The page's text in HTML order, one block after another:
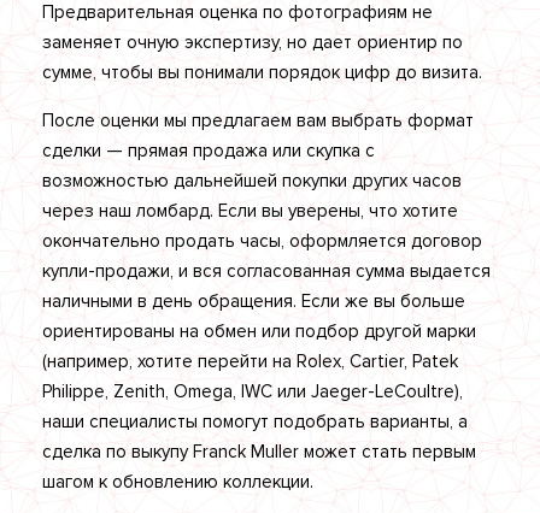
Предварительная оценка по фотографиям не
заменяет очную экспертизу, но дает ориентир по
сумме, чтобы вы понимали порядок цифр до визита.
После оценки мы предлагаем вам выбрать формат
сделки — прямая продажа или скупка с
возможностью дальнейшей покупки других часов
через наш ломбард. Если вы уверены, что хотите
окончательно продать часы, оформляется договор
купли-продажи, и вся согласованная сумма выдается
наличными в день обращения. Если же вы больше
ориентированы на обмен или подбор другой марки
(например, хотите перейти на Rolex, Cartier, Patek
Philippe, Zenith, Omega, IWC или Jaeger-LeCoultre),
наши специалисты помогут подобрать варианты, а
сделка по выкупу Franck Muller может стать первым
шагом к обновлению коллекции.